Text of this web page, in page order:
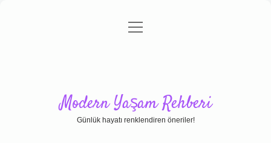
Gizlilik Politikası
menüyü
Modern Yaşam Rehberi
Günlük hayatı renklendiren öneriler!